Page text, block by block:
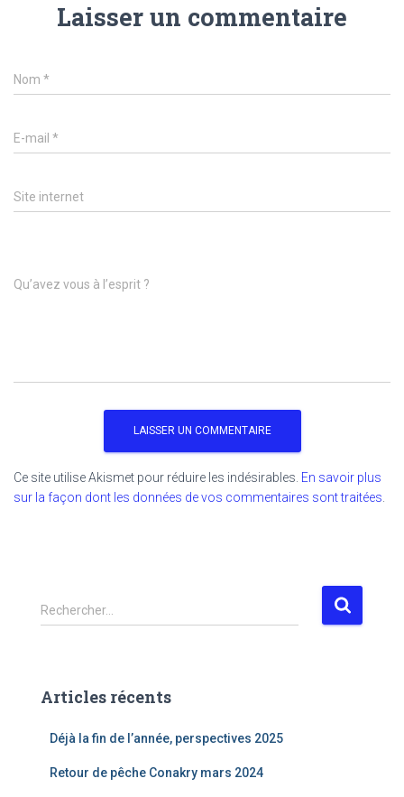
Laisser un commentaire
Nom *
E-mail *
Site internet
Qu’avez vous à l’esprit ?
Ce site utilise Akismet pour réduire les indésirables. En savoir plus
sur la façon dont les données de vos commentaires sont traitées
R
e
r
Rechercher…
Articles récents
Déjà la fin de l’année, perspectives 2025
Retour de pêche Conakry mars 2024